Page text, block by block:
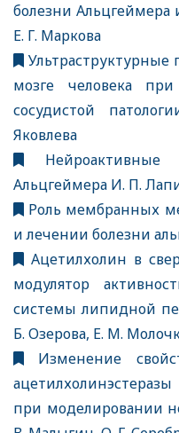
болезни Альцгеймера
Е. Г. Маркова
Ультраструктурные
мозге человека
сосудистой
Яковлева
Альцгеймера И. П.
Роль мембранных
и лечении болезни
Ацетилхолин в
модулятор
системы липидной
Б. Озерова, Е. М.
Изменение
при моделировании